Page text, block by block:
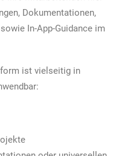
Dokumentationen,
In-App-Guidance im
ist vielseitig in